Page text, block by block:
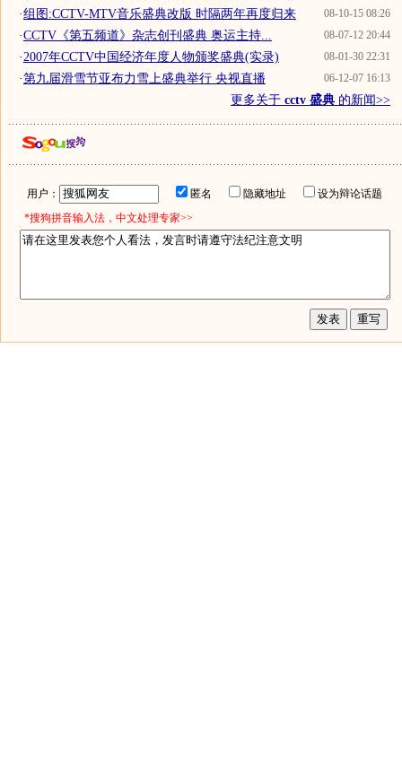
08-10-15 08:26
·组图:CCTV-MTV音乐盛典改版 时隔两年再度归来
08-07-12 20:44
·CCTV《第五频道》杂志创刊盛典 奥运主持...
08-01-30 22:31
·2007年CCTV中国经济年度人物颁奖盛典(实录)
06-12-07 16:13
·第九届滑雪节亚布力雪上盛典举行 央视直播
更多关于 cctv 盛典 的新闻>>
用户： 匿名 隐藏地址
设为辩论话题
*搜狗拼音输入法，中文处理专家>>